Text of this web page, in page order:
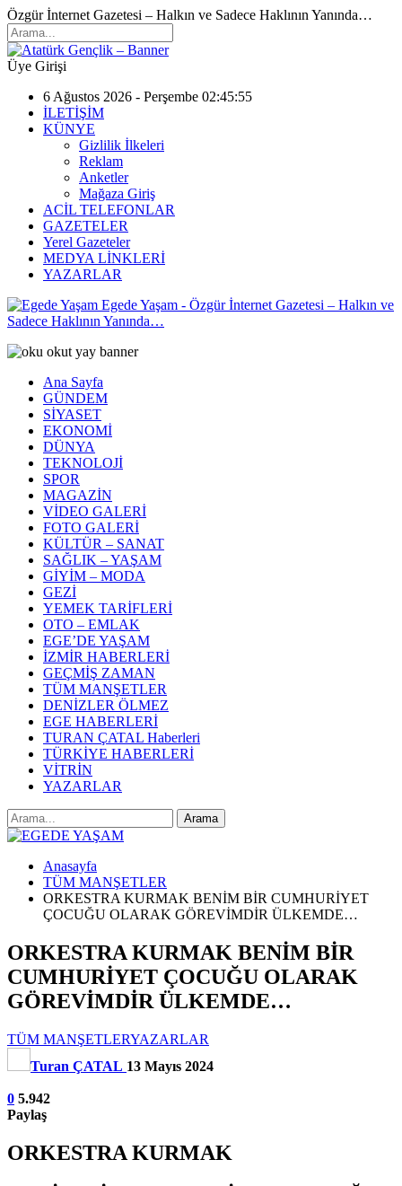
Özgür İnternet Gazetesi – Halkın ve Sadece Haklının Yanında…
Üye Girişi
6 Ağustos 2026 - Perşembe 02:45:55
İLETİŞİM
KÜNYE
Gizlilik İlkeleri
Reklam
Anketler
Mağaza Giriş
ACİL TELEFONLAR
GAZETELER
Yerel Gazeteler
MEDYA LİNKLERİ
YAZARLAR
Egede Yaşam - Özgür İnternet Gazetesi – Halkın ve
Sadece Haklının Yanında…
Ana Sayfa
GÜNDEM
SİYASET
EKONOMİ
DÜNYA
TEKNOLOJİ
SPOR
MAGAZİN
VİDEO GALERİ
FOTO GALERİ
KÜLTÜR – SANAT
SAĞLIK – YAŞAM
GİYİM – MODA
GEZİ
YEMEK TARİFLERİ
OTO – EMLAK
EGE’DE YAŞAM
İZMİR HABERLERİ
GEÇMİŞ ZAMAN
TÜM MANŞETLER
DENİZLER ÖLMEZ
EGE HABERLERİ
TURAN ÇATAL Haberleri
TÜRKİYE HABERLERİ
VİTRİN
YAZARLAR
Anasayfa
TÜM MANŞETLER
ORKESTRA KURMAK BENİM BİR CUMHURİYET
ÇOCUĞU OLARAK GÖREVİMDİR ÜLKEMDE…
ORKESTRA KURMAK BENİM BİR
CUMHURİYET ÇOCUĞU OLARAK
GÖREVİMDİR ÜLKEMDE…
TÜM MANŞETLERYAZARLAR
Turan ÇATAL 13 Mayıs 2024
0 5.942
Paylaş
ORKESTRA KURMAK